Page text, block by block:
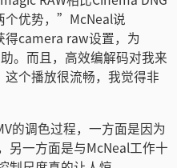
个优势，”McNeal说
camera raw设置，为
。而且，高效编解码对我来
个播放很流畅，我觉得非
的调色过程，一方面是因为
另一方面是与McNeal工作十